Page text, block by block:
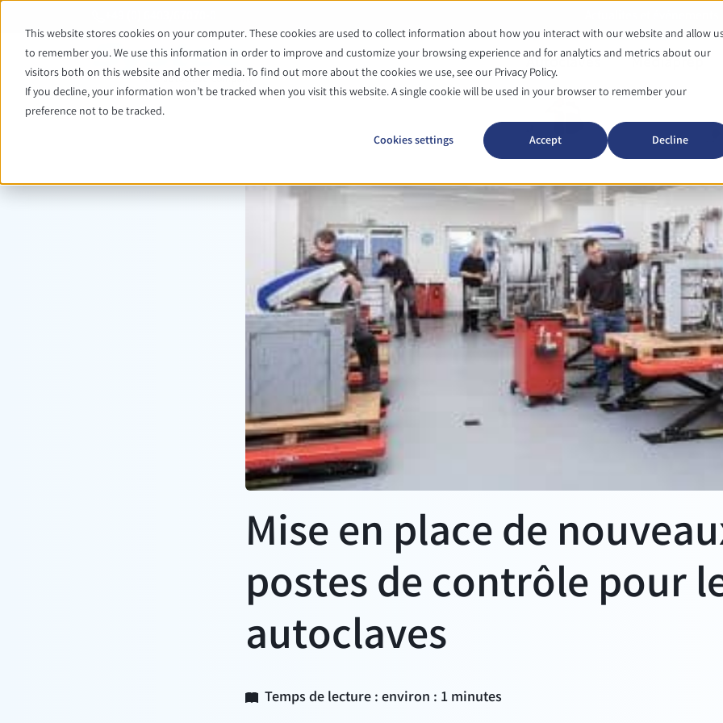
This website stores cookies on your computer. These cookies are used to collect information about how you interact with our website and allow
to remember you. We use this information in order to improve and customize your browsing experience and for analytics and metrics about our
visitors both on this website and other media. To find out more about the cookies we use, see our Privacy Policy.
If you decline, your information won’t be tracked when you visit this website. A single cookie will be used in your browser to remember your
preference not to be tracked.
Cookies settings
Accept Decline
Autoclaves Mediaprep
Mise en place de
postes de contrôle pour
autoclaves
Temps de lecture : environ : 1 minutes